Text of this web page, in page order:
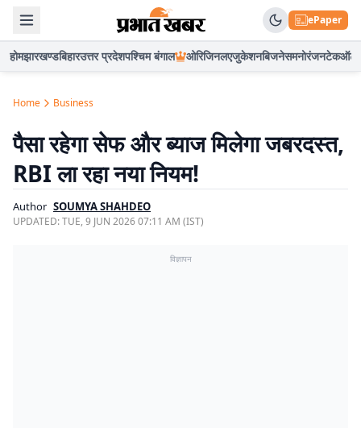
ePaper
होमझारखण्डबिहारउत्तर प्रदेशपश्चिम बंगाल ओरिजिनलएजुकेशनबिजनेसमनोरंजनटेकऑटो
Home Business
पैसा रहेगा सेफ और ब्याज मिलेगा जबरदस्त,
RBI ला रहा नया नियम!
Author SOUMYA SHAHDEO
UPDATED:TUE, 9 JUN 2026 07:11 AM (IST)
विज्ञापन